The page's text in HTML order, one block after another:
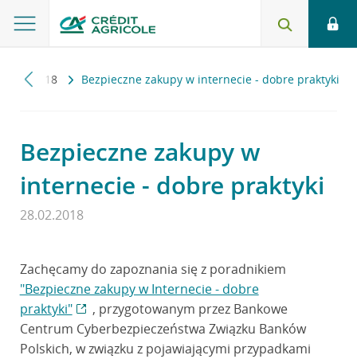
2018 Bezpieczne zakupy w internecie - dobre praktyki
Bezpieczne zakupy w
internecie - dobre praktyki
28.02.2018
Zachęcamy do zapoznania się z poradnikiem
"Bezpieczne zakupy w Internecie - dobre
praktyki"
, przygotowanym przez Bankowe
Centrum Cyberbezpieczeństwa Związku Banków
Polskich, w związku z pojawiającymi przypadkami